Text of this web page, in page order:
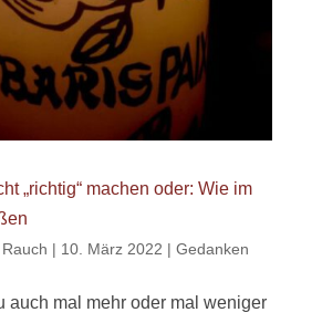
„richtig“ machen oder: Wie im
| 10. März 2022 | Gedanken
auch mal mehr oder mal weniger